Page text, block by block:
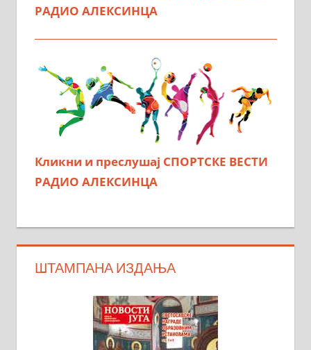
РАДИО АЛЕКСИНЦА
Кликни и преслушај СПОРТСКЕ ВЕСТИ
РАДИО АЛЕКСИНЦА
ШТАМПАНА ИЗДАЊА